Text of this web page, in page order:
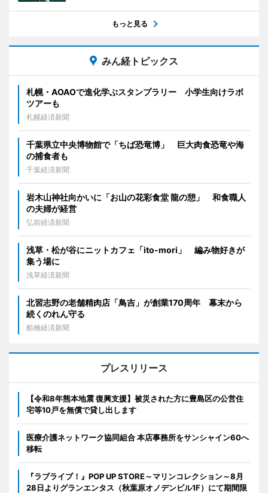
もっと見る
みん経トピックス
札幌・AOAOで進化学ぶスタンプラリー 小学生向けラボ
ツアーも
札幌経済新聞
千葉県立中央博物館で「ちば恐竜博」 巨大肉食恐竜や海
の捕食者も
千葉経済新聞
岩木山神社向かいに「お山の花彩食堂 龍の憩」 和食職人
の夫婦が経営
弘前経済新聞
浅草・松が谷にニットカフェ「ito-mori」 編み物好きが
集う場に
浅草経済新聞
北習志野の老舗精肉店「鳥吉」が創業170周年 幕末から
続くのれん守る
船橋経済新聞
プレスリリース
【令和8年熊本地震 復興支援】被災された方に豊島区の公営住
宅等10戸を無償で貸し出します
医療介護ネットワーク協同組合 本店事務所をサンシャイン60へ
移転
『ラブライブ！』POP UP STORE～マリンコレクション～8月
28日よりグランエンタス（秋葉原オノデンビル1F）にて期間限